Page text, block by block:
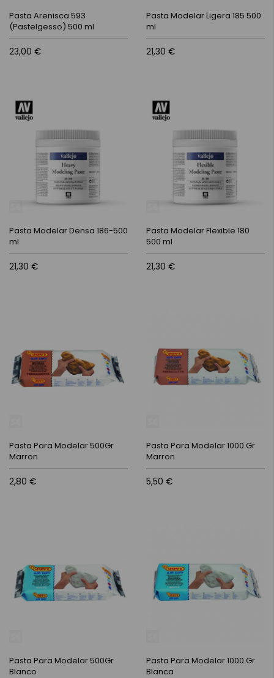
Pasta Arenisca 593
(Pastelgesso) 500 ml
23,00 €
Pasta Modelar Ligera 185 500
ml
21,30 €
Pasta Modelar Densa 186-500
ml
21,30 €
Pasta Modelar Flexible 180
500 ml
21,30 €
Pasta Para Modelar 500Gr
Marron
2,80 €
Pasta Para Modelar 1000 Gr
Marron
5,50 €
Pasta Para Modelar 500Gr
Blanco
Pasta Para Modelar 1000 Gr
Blanca